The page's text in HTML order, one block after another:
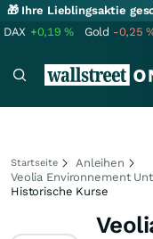
🎁 Ihre Lieblingsaktie
DAX +0,19% Gold -0,25
Startseite
Anleihen
Veolia Environnement
Historische Kurse